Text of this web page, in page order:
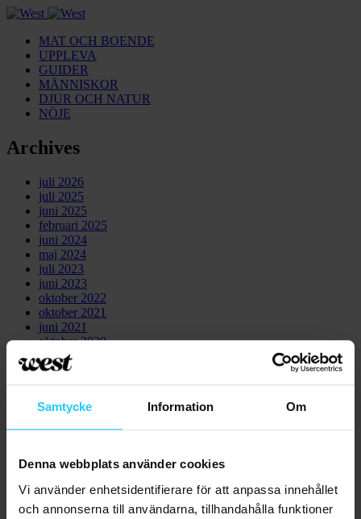
Samtycke Information Om
Denna webbplats använder cookies
Vi använder enhetsidentifierare för att anpassa innehållet
och annonserna till användarna, tillhandahålla funktioner
MAT OCH BOENDE
UPPLEVA
GUIDER
MÄNNISKOR
DJUR OCH NATUR
NÖJE
Archives
juli 2026
juli 2025
juni 2025
februari 2025
juni 2024
maj 2024
juli 2023
juni 2023
oktober 2022
oktober 2021
juni 2021
oktober 2020
oktober 2019
Categories
MAT OCH BOENDE
NÖJE
Okategoriserad
UPPLEVA